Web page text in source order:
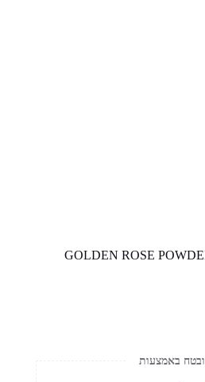
GOLDEN ROSE
באמצעות